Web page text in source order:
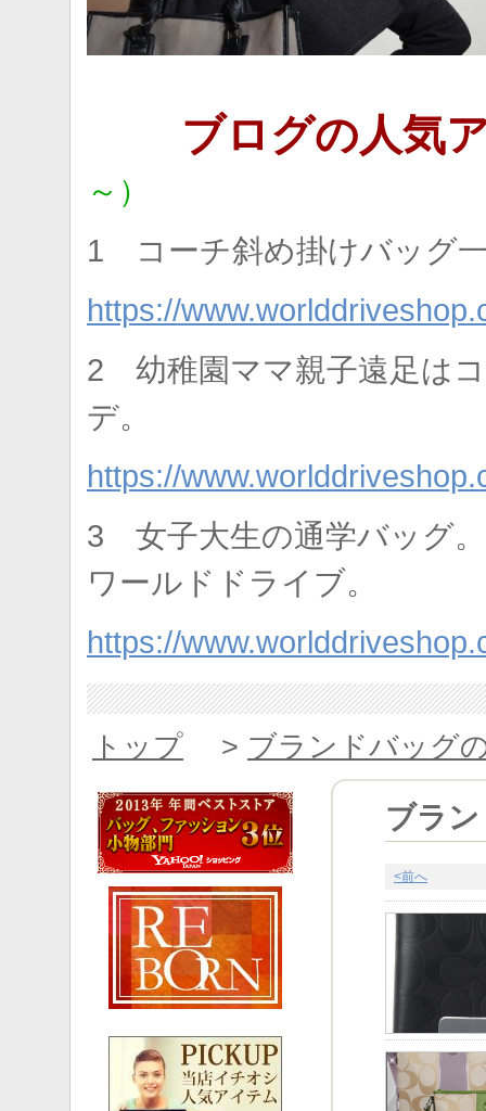
ブログの人気
～）
1 コーチ斜め掛けバッグ
https://
2 幼稚園ママ親子遠足は
デ。
https://
3 女子大生の通学バッグ
ワールドドライブ。
https://
トップ > ブランドバッグ
ブラ
<前へ